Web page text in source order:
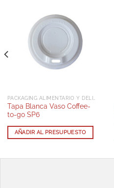
Tapa Blanca Vaso Coffee-
to-go SP6
AÑADIR AL PRESUPUESTO